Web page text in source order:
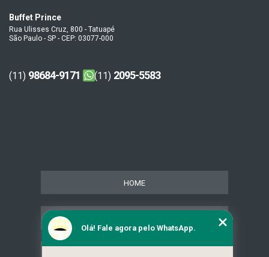
Buffet Prince
Rua Ulisses Cruz, 800 - Tatuapé
São Paulo - SP - CEP: 03077-000
(11) 98684-9171 (11) 2095-5583
HOME
Olá! Fale agora pelo WhatsApp.